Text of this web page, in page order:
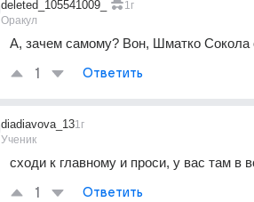
deleted_105541009_
Оракул
1г
А, зачем самому? Вон, Шматко Сокола
1 Ответить
diadiavova_13
Ученик
1г
сходи к главному и проси, у вас там в
1 Ответить